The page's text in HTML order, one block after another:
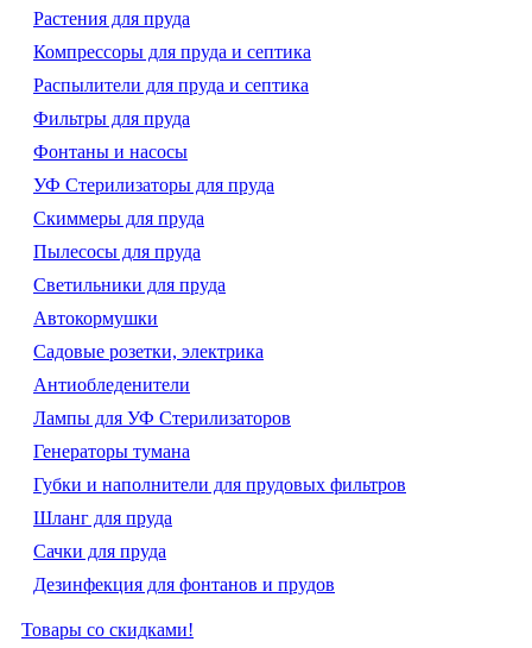
Растения для пруда
Компрессоры для пруда и септика
Распылители для пруда и септика
Фильтры для пруда
Фонтаны и насосы
УФ Стерилизаторы для пруда
Скиммеры для пруда
Пылесосы для пруда
Светильники для пруда
Автокормушки
Садовые розетки, электрика
Антиобледенители
Лампы для УФ Стерилизаторов
Генераторы тумана
Губки и наполнители для прудовых фильтров
Шланг для пруда
Сачки для пруда
Дезинфекция для фонтанов и прудов
Товары со скидками!